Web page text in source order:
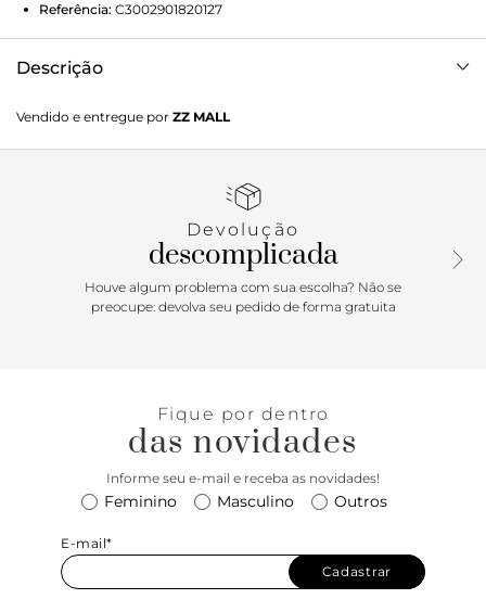
Referência: C3002901820127
Descrição
Vendido e entregue por ZZ MALL
Devolução
descomplicada
Houve algum problema com sua escolha? Não se
preocupe: devolva seu pedido de forma gratuita
Fique por dentro
das novidades
Informe seu e-mail e receba as novidades!
Feminino Masculino Outros
E-mail*
Cadastrar